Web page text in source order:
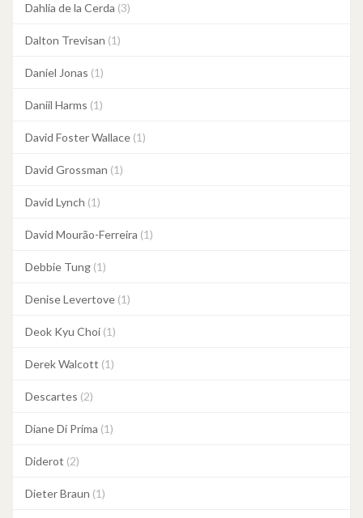
Dahlia de la Cerda (3)
Dalton Trevisan (1)
Daniel Jonas (1)
Daniil Harms (1)
David Foster Wallace (1)
David Grossman (1)
David Lynch (1)
David Mourão-Ferreira (1)
Debbie Tung (1)
Denise Levertove (1)
Deok Kyu Choi (1)
Derek Walcott (1)
Descartes (2)
Diane Di Prima (1)
Diderot (2)
Dieter Braun (1)